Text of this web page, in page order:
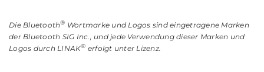
Die Bluetooth® Wortmarke und Logos sind eingetragene Marken
der Bluetooth SIG Inc., und jede Verwendung dieser Marken und
Logos durch LINAK® erfolgt unter Lizenz.